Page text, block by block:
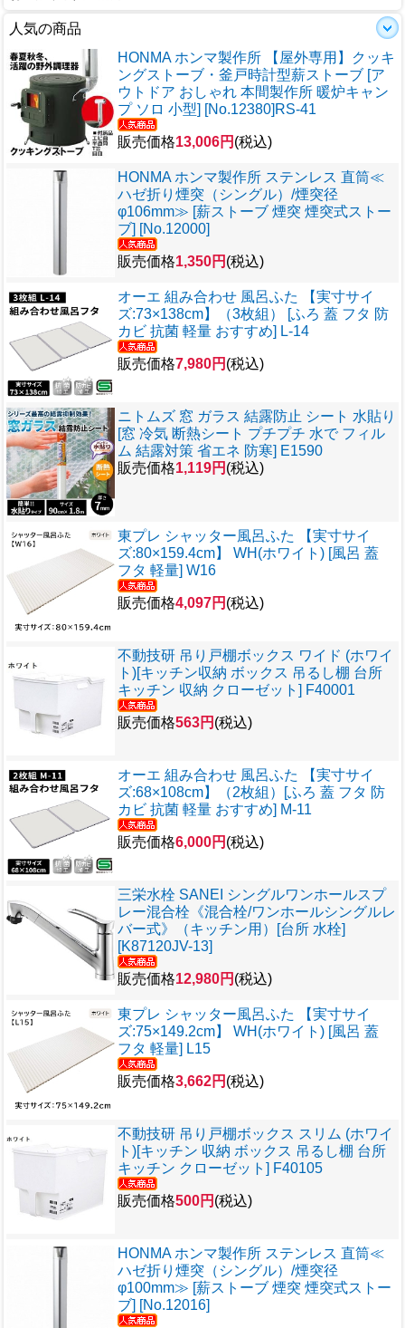
人気の商品
HONMA ホンマ製作所 【屋外専用】クッキ
ングストーブ・釜戸時計型薪ストーブ [ア
ウトドア おしゃれ 本間製作所 暖炉キャン
プ ソロ 小型] [No.12380]RS-41
販売価格13,006円 (税込)
HONMA ホンマ製作所 ステンレス 直筒≪
ハゼ折り煙突（シングル）/煙突径
φ106mm≫ [薪ストーブ 煙突 煙突式ストー
ブ] [No.12000]
販売価格1,350円 (税込)
オーエ 組み合わせ 風呂ふた 【実寸サイ
ズ:73×138cm】（3枚組） [ふろ 蓋 フタ 防
カビ 抗菌 軽量 おすすめ] L-14
販売価格7,980円 (税込)
ニトムズ 窓 ガラス 結露防止 シート 水貼り
[窓 冷気 断熱シート プチプチ 水で フィル
ム 結露対策 省エネ 防寒] E1590
販売価格1,119円 (税込)
東プレ シャッター風呂ふた 【実寸サイ
ズ:80×159.4cm】 WH(ホワイト) [風呂 蓋
フタ 軽量] W16
販売価格4,097円 (税込)
不動技研 吊り戸棚ボックス ワイド (ホワイ
ト)[キッチン収納 ボックス 吊るし棚 台所
キッチン 収納 クローゼット] F40001
販売価格563円 (税込)
オーエ 組み合わせ 風呂ふた 【実寸サイ
ズ:68×108cm】（2枚組）[ふろ 蓋 フタ 防
カビ 抗菌 軽量 おすすめ] M-11
販売価格6,000円 (税込)
三栄水栓 SANEI シングルワンホールスプ
レー混合栓《混合栓/ワンホールシングルレ
バー式》（キッチン用）[台所 水栓]
[K87120JV-13]
販売価格12,980円 (税込)
東プレ シャッター風呂ふた 【実寸サイ
ズ:75×149.2cm】 WH(ホワイト) [風呂 蓋
フタ 軽量] L15
販売価格3,662円 (税込)
不動技研 吊り戸棚ボックス スリム (ホワイ
ト)[キッチン 収納 ボックス 吊るし棚 台所
キッチン クローゼット] F40105
販売価格500円 (税込)
HONMA ホンマ製作所 ステンレス 直筒≪
ハゼ折り煙突（シングル）/煙突径
φ100mm≫ [薪ストーブ 煙突 煙突式ストー
ブ] [No.12016]